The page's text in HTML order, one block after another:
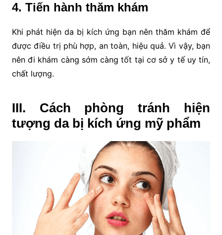
4. Tiến hành thăm khám
Khi phát hiện da bị kích ứng bạn nên thăm khám để
được điều trị phù hợp, an toàn, hiệu quả. Vì vậy, bạn
nên đi khám càng sớm càng tốt tại cơ sở y tế uy tín,
chất lượng.
III. Cách phòng tránh hiện
tượng da bị kích ứng mỹ phẩm